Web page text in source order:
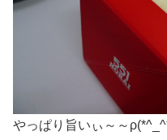
やっぱり旨いぃ～～